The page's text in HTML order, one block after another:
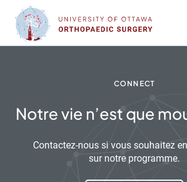
Sauter
contenu
CONNECT
Notre vie n’est que
Contactez-nous si vous souhaitez
sur notre programme.